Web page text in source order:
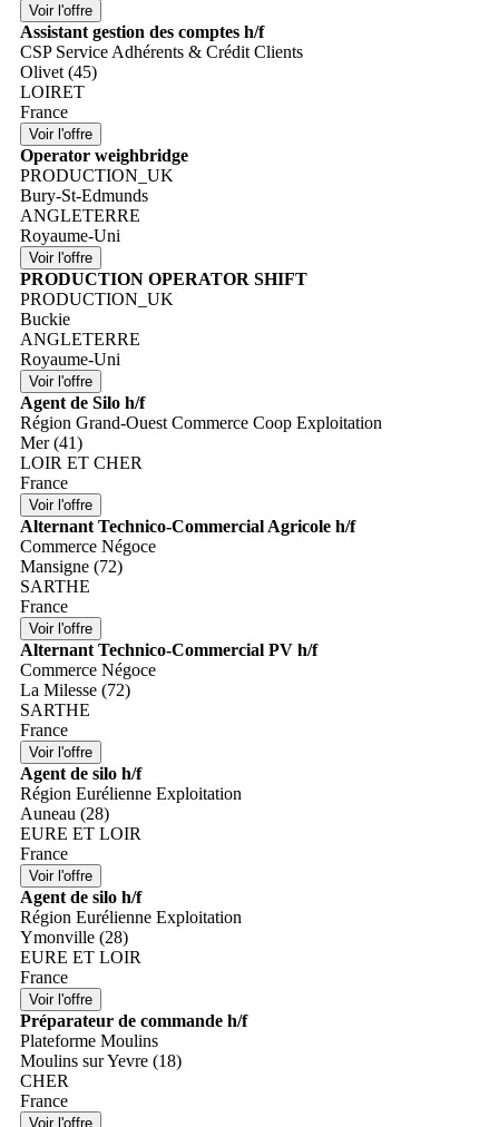
Assistant gestion des comptes h/f
CSP Service Adhérents & Crédit Clients
Olivet (45)
LOIRET
France
Operator weighbridge
PRODUCTION_UK
Bury-St-Edmunds
ANGLETERRE
Royaume-Uni
PRODUCTION OPERATOR SHIFT
PRODUCTION_UK
Buckie
ANGLETERRE
Royaume-Uni
Agent de Silo h/f
Région Grand-Ouest Commerce Coop Exploitation
Mer (41)
LOIR ET CHER
France
Alternant Technico-Commercial Agricole h/f
Commerce Négoce
Mansigne (72)
SARTHE
France
Alternant Technico-Commercial PV h/f
Commerce Négoce
La Milesse (72)
SARTHE
France
Agent de silo h/f
Région Eurélienne Exploitation
Auneau (28)
EURE ET LOIR
France
Agent de silo h/f
Région Eurélienne Exploitation
Ymonville (28)
EURE ET LOIR
France
Préparateur de commande h/f
Plateforme Moulins
Moulins sur Yevre (18)
CHER
France